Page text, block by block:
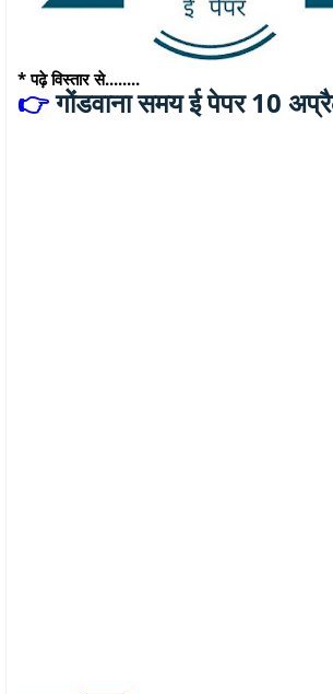
* पढ़े विस्तार से........
👉गोंडवाना समय ई पेपर 10